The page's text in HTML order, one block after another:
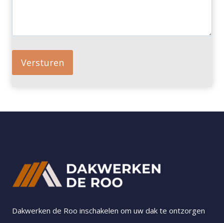
Dakwerken de Roo inschakelen om uw dak te ontzorgen